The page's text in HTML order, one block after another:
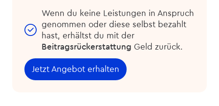
Wenn du keine Leistungen in Anspruch
genommen oder diese selbst bezahlt
hast, erhältst du mit der
Beitragsrückerstattung Geld zurück.
Jetzt Angebot erhalten